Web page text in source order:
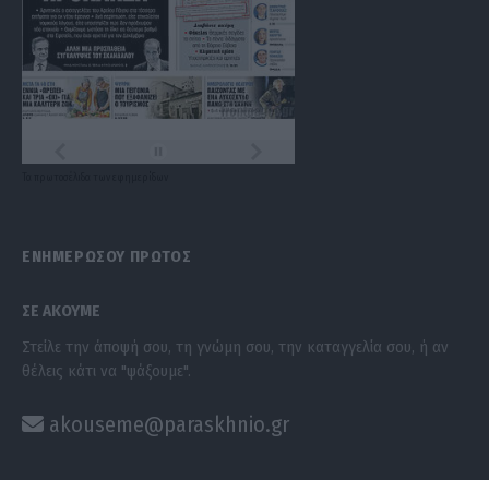
ΕΝΗΜΕΡΩΣΟΥ ΠΡΩΤΟΣ
ΣΕ ΑΚΟΥΜΕ
Στείλε την άποψή σου, τη γνώμη σου, την καταγγελία σου, ή αν
θέλεις κάτι να "ψάξουμε".
akouseme@paraskhnio.gr